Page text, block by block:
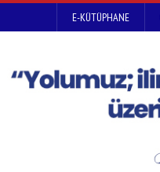
E-KÜTÜPHANE